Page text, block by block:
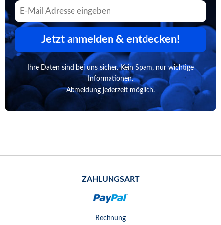
Jetzt anmelden & entdecken!
Ihre Daten sind bei uns sicher. Kein Spam, nur wichtige
Informationen.
Abmeldung jederzeit möglich.
ZAHLUNGSART
Rechnung